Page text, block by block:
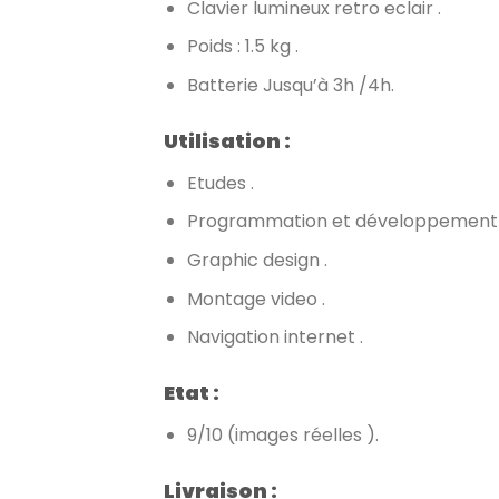
Clavier lumineux retro eclair .
Poids : 1.5 kg .
Batterie Jusqu’à 3h /4h.
Utilisation :
Etudes .
Programmation et développement
Graphic design .
Montage video .
Navigation internet .
Etat :
9/10 (images réelles ).
Livraison :